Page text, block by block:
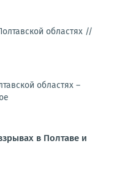
областях //
областях –
в Полтаве и